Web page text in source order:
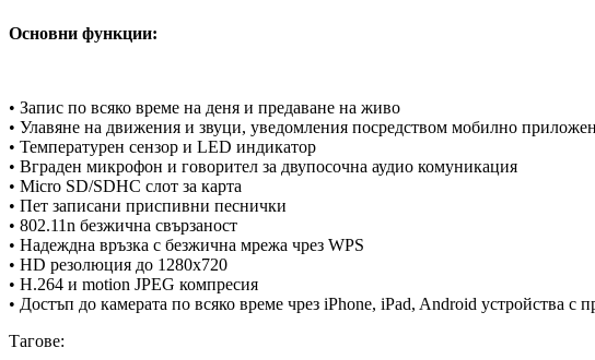
Основни функции:
• Запис по всяко време на деня и предаване на живо
• Улавяне на движения и звуци, уведомления посредством мобилно
• Температурен сензор и LED индикатор
• Вграден микрофон и говорител за двупосочна аудио комуникация
• Micro SD/SDHC слот за карта
• Пет записани приспивни песнички
• 802.11n безжична свързаност
• Надеждна връзка с безжична мрежа чрез WPS
• HD резолюция до 1280x720
• H.264 и motion JPEG компресия
• Достъп до камерата по всяко време чрез iPhone, iPad, Android устройства
Тагове: